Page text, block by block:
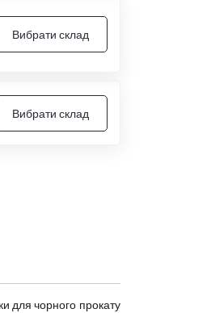
Вибрати склад
Вибрати склад
для чорного прокату